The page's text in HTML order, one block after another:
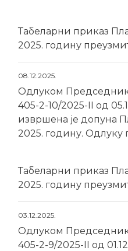
Табеларни приказ
2025. годину
08.12.2025.
Одлуком
405-2-10/2025-II од
извршена је допуна
2025. годину. Одлуку
Табеларни приказ
2025. годину
03.12.2025.
Одлуком
405-2-9/2025-II од